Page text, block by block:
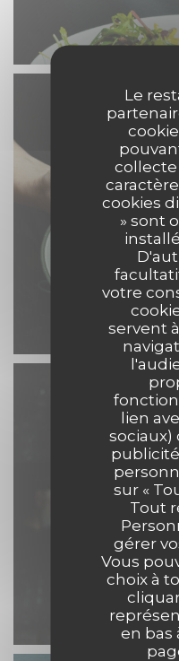
Le
collecte
cookies
» sont
votre
servent
lien
sociaux)
sur «
Tout
gérer
Vous
choix à
en bas